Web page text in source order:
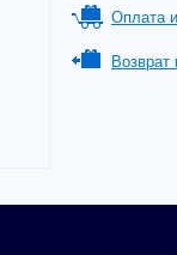
Оплата
Возврат